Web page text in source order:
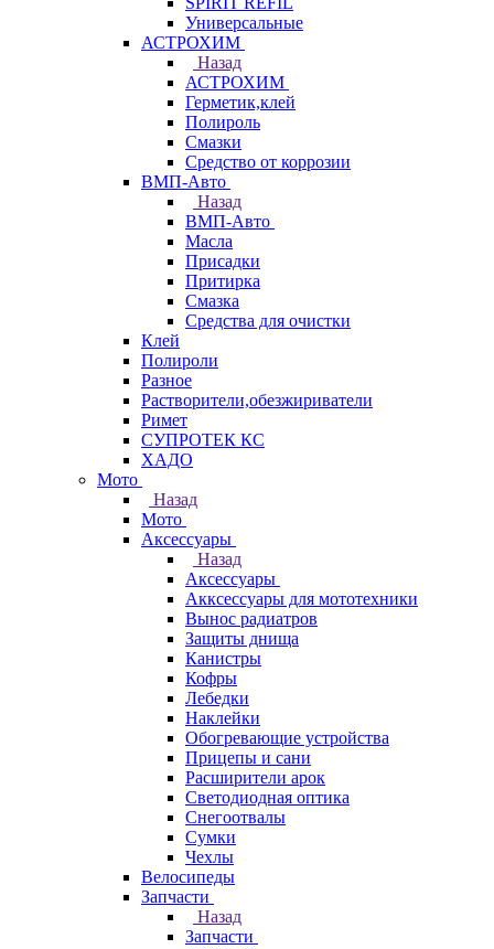
Универсальные
АСТРОХИМ
Назад
АСТРОХИМ
Герметик,клей
Полироль
Смазки
Средство от коррозии
ВМП-Авто
Назад
ВМП-Авто
Масла
Присадки
Притирка
Смазка
Средства для очистки
Клей
Полироли
Разное
Растворители,обезжириватели
Римет
СУПРОТЕК КС
ХАДО
Мото
Назад
Мото
Аксессуары
Назад
Аксессуары
Акксессуары для мототехники
Вынос радиатров
Защиты днища
Канистры
Кофры
Лебедки
Наклейки
Обогревающие устройства
Прицепы и сани
Расширители арок
Светодиодная оптика
Снегоотвалы
Сумки
Чехлы
Велосипеды
Запчасти
Назад
Запчасти